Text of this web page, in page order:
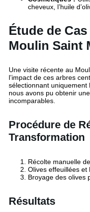
cheveux, l’huile
Étude de Cas
Moulin Saint
Une visite récente au
l’impact de ces arbres
sélectionnant uniquement
nous avons pu obtenir
incomparables.
Procédure de
Transformation
Récolte manuelle
Olives effeuillées et
Broyage des olives
Résultats